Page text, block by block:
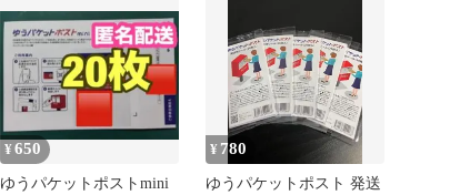
テープ付き 封筒 梱包
用資材 ポリ袋 カラ
ー おしゃれ 厚手 軽
量 防水 クリックポス
ト ネコポス ゆうパケ
ット メルカリ
¥650
ゆうパケットポストmini
¥ 780
ゆうパケットポスト 発送